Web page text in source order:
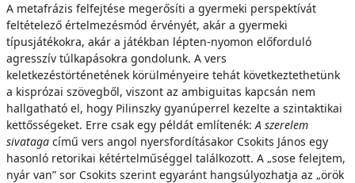
A metafrázis felfejtése megerősíti a gyermeki perspektívát
feltételező értelmezésmód érvényét, akár a gyermeki
típusjátékokra, akár a játékban lépten-nyomon előforduló
agresszív túlkapásokra gondolunk. A vers
keletkezéstörténetének körülményeire tehát következtethetünk
a kisprózai szövegből, viszont az ambiguitas kapcsán nem
hallgatható el, hogy Pilinszky gyanúperrel kezelte a szintaktikai
kettősségeket. Erre csak egy példát említenék:A szerelem
sivataga című vers angol nyersfordításakor Csokits János egy
hasonló retorikai kétértelműséggel találkozott. A „sose felejtem,
nyár van” sor Csokits szerint egyaránt hangsúlyozhatja az „örök